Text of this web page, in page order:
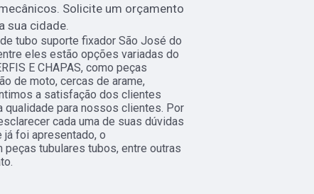
Solicite um orçamento
sua cidade.
tubo suporte fixador São José do
eles estão opções variadas do
E CHAPAS, como peças
de moto, cercas de arame,
a satisfação dos clientes
qualidade para nossos clientes. Por
cada uma de suas dúvidas
foi apresentado, o
tubulares tubos, entre outras